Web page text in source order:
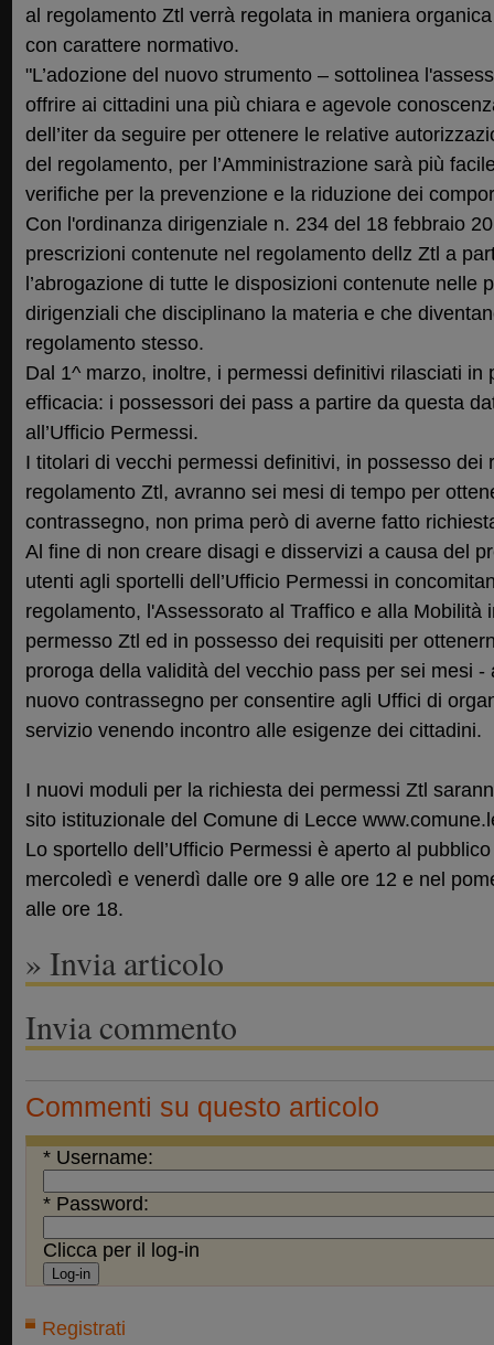
al regolamento Ztl verrà regolata in maniera
con carattere normativo.
"L’adozione del nuovo strumento – sottolinea
offrire ai cittadini una più chiara e agevole
dell’iter da seguire per ottenere le relative
del regolamento, per l’Amministrazione sarà più
verifiche per la prevenzione e la riduzione dei
Con l'ordinanza dirigenziale n. 234 del 18 febbraio
prescrizioni contenute nel regolamento dellz Ztl a
l’abrogazione di tutte le disposizioni contenute nelle
dirigenziali che disciplinano la materia e che
regolamento stesso.
Dal 1^ marzo, inoltre, i permessi definitivi rilasciati in
efficacia: i possessori dei pass a partire da questa
all’Ufficio Permessi.
I titolari di vecchi permessi definitivi, in possesso dei
regolamento Ztl, avranno sei mesi di tempo per
contrassegno, non prima però di averne fatto
Al fine di non creare disagi e disservizi a causa del
utenti agli sportelli dell’Ufficio Permessi in
regolamento, l'Assessorato al Traffico e alla Mobilità
permesso Ztl ed in possesso dei requisiti per
proroga della validità del vecchio pass per sei mesi
nuovo contrassegno per consentire agli Uffici di
servizio venendo incontro alle esigenze dei cittadini.
I nuovi moduli per la richiesta dei permessi Ztl
sito istituzionale del Comune di Lecce
Lo sportello dell’Ufficio Permessi è aperto al
mercoledì e venerdì dalle ore 9 alle ore 12 e nel
alle ore 18.
» Invia articolo
Invia commento
Commenti su questo articolo
* Username:
* Password:
Clicca per il log-in
Registrati